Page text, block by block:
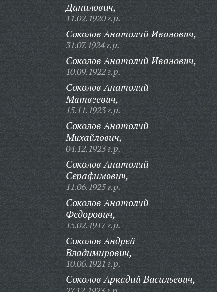
Данилович,
11.02.1920 г.р.
Соколов Анатолий Иванович,
31.07.1924 г.р.
Соколов Анатолий Иванович,
10.09.1922 г.р.
Соколов Анатолий
Матвеевич,
15.11.1923 г.р.
Соколов Анатолий
Михайлович,
04.12.1923 г.р.
Соколов Анатолий
Серафимович,
11.06.1925 г.р.
Соколов Анатолий
Федорович,
15.02.1917 г.р.
Соколов Андрей
Владимирович,
10.06.1921 г.р.
Соколов Аркадий Васильевич,